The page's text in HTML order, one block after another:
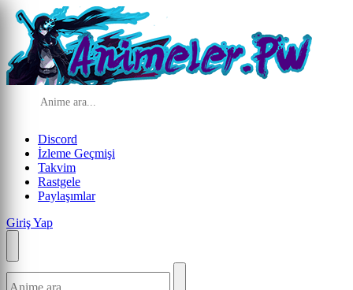
Discord
İzleme Geçmişi
Takvim
Rastgele
Paylaşımlar
Giriş Yap